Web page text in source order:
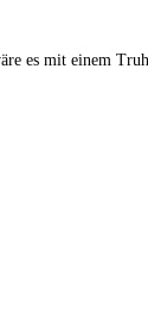
es mit einem